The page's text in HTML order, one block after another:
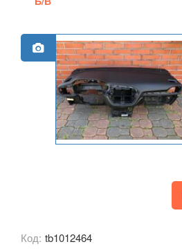
Focus C-Max (DM2)
EcoSport Mk2
EDGE Mk2 (CD4)
Explorer III (U152)
Focus Mk2 CC (CA5)
Код: tb1012464